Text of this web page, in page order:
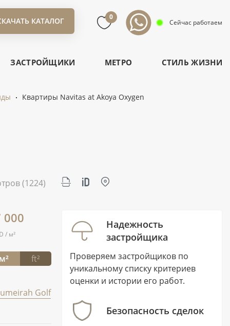
КАТАЛОГ 0
Сейчас работаем
ЗАСТРОЙЩИКИ МЕТРО СТИЛЬ ЖИЗНИ
Квартиры Navitas at Akoya Oxygen
(1224)
000
/ м²
м² ft²
Golf
Надежность
застройщика
Проверяем застройщиков по
уникальному списку критериев
оценки и истории его работ.
Безопасность сделок